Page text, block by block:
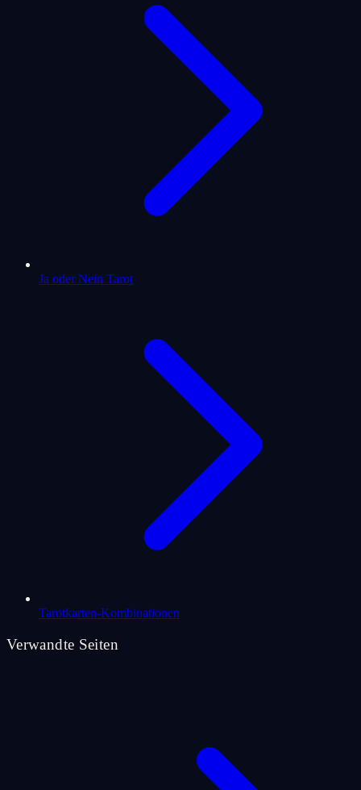
Ja oder Nein Tarot
Tarotkarten-Kombinationen
Verwandte Seiten